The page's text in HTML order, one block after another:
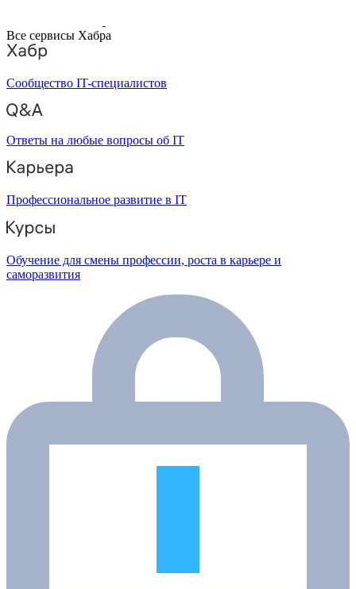
Все сервисы Хабра
Сообщество IT-специалистов
Ответы на любые вопросы об IT
Профессиональное развитие в IT
Обучение для смены профессии, роста в карьере и
саморазвития